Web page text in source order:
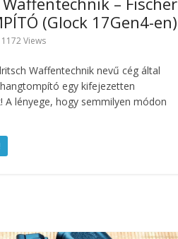
(Glock 17Gen4-en)
1172 Views
Waffentechnik nevű cég által
egy kifejezetten
A lényege, hogy semmilyen módon